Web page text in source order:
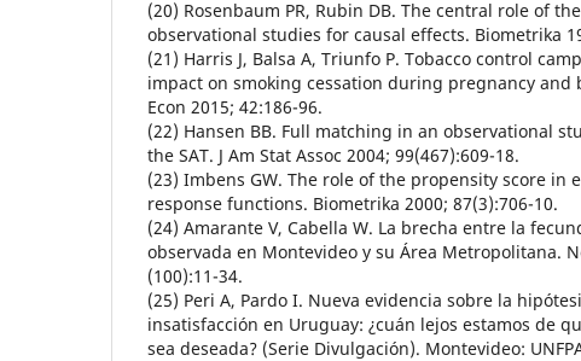
(20) Rosenbaum PR, Rubin DB. The central role of
observational studies for causal effects. Biometrika
(21) Harris J, Balsa A, Triunfo P. Tobacco control
impact on smoking cessation during pregnancy and
Econ 2015; 42:186-96.
(22) Hansen BB. Full matching in an observational
the SAT. J Am Stat Assoc 2004; 99(467):609-18.
(23) Imbens GW. The role of the propensity score in
response functions. Biometrika 2000; 87(3):706-10.
(24) Amarante V, Cabella W. La brecha entre la
observada en Montevideo y su Área Metropolitana.
(100):11-34.
(25) Peri A, Pardo I. Nueva evidencia sobre la
insatisfacción en Uruguay: ¿cuán lejos estamos de
sea deseada? (Serie Divulgación). Montevideo: